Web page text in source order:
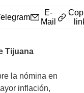
E-
Mail
Tijuana
la nómina en
inflación,